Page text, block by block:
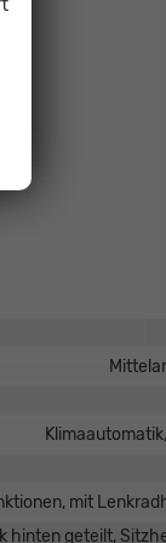
mit
hinten geteilt,